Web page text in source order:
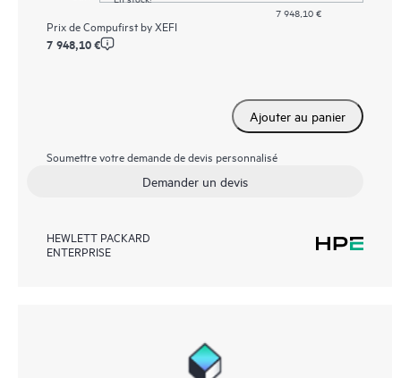
7 948,10 €
Prix deCompufirst by XEFI
7 948,10 €
Ajouter au panier
Soumettre votre demande de devis personnalisé
Demander un devis
HEWLETT PACKARD
ENTERPRISE